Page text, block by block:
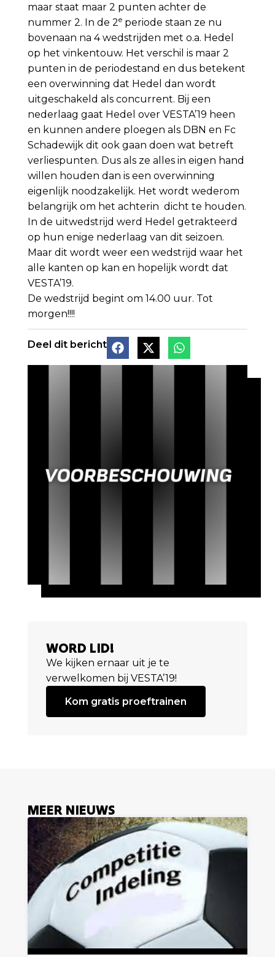
maar staat maar 2 punten achter de
nummer 2. In de 2eperiode staan ze nu
bovenaan na 4 wedstrijden met o.a. Hedel
op het vinkentouw. Het verschil is maar 2
punten in de periodestand en dus betekent
een overwinning dat Hedel dan wordt
uitgeschakeld als concurrent. Bij een
nederlaag gaat Hedel over VESTA’19 heen
en kunnen andere ploegen als DBN en Fc
Schadewijk dit ook gaan doen wat betreft
verliespunten. Dus als ze alles in eigen hand
willen houden dan is een overwinning
eigenlijk noodzakelijk. Het wordt wederom
belangrijk om het achterin dicht te houden.
In de uitwedstrijd werd Hedel getrakteerd
op hun enige nederlaag van dit seizoen.
Maar dit wordt weer een wedstrijd waar het
alle kanten op kan en hopelijk wordt dat
VESTA’19.
De wedstrijd begint om 14.00 uur. Tot
morgen!!!!
Deel dit bericht
WORD LID!
We kijken ernaar uit je te
verwelkomen bij VESTA’19!
Kom gratis proeftrainen
MEER NIEUWS